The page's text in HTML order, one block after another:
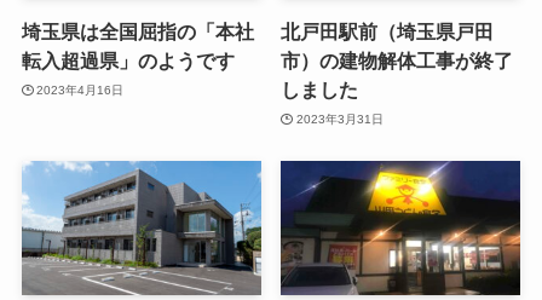
埼玉県は全国屈指の「本社
転入超過県」のようです
2023年4月16日
北戸田駅前（埼玉県戸田
市）の建物解体工事が終了
しました
2023年3月31日